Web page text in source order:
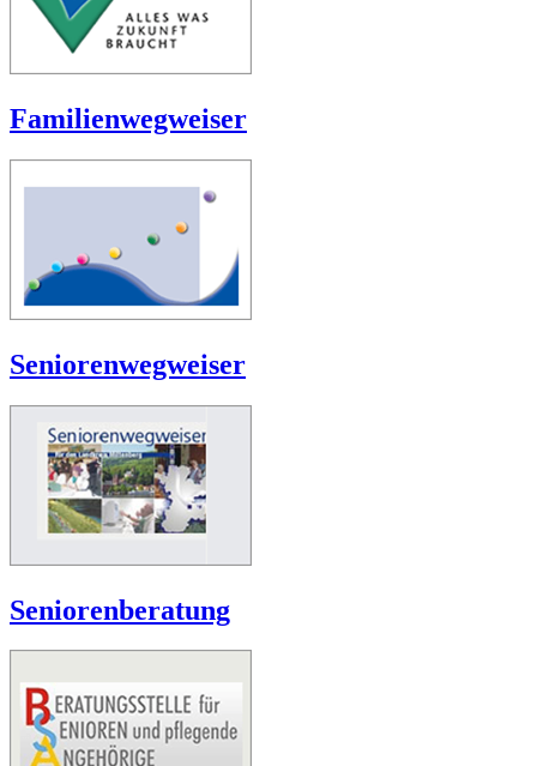
Familienwegweiser
Seniorenwegweiser
Seniorenberatung